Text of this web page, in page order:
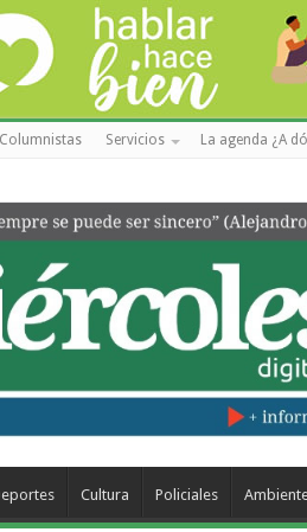
Columnistas Servicios La agenda ¿A
Cultura Policiales